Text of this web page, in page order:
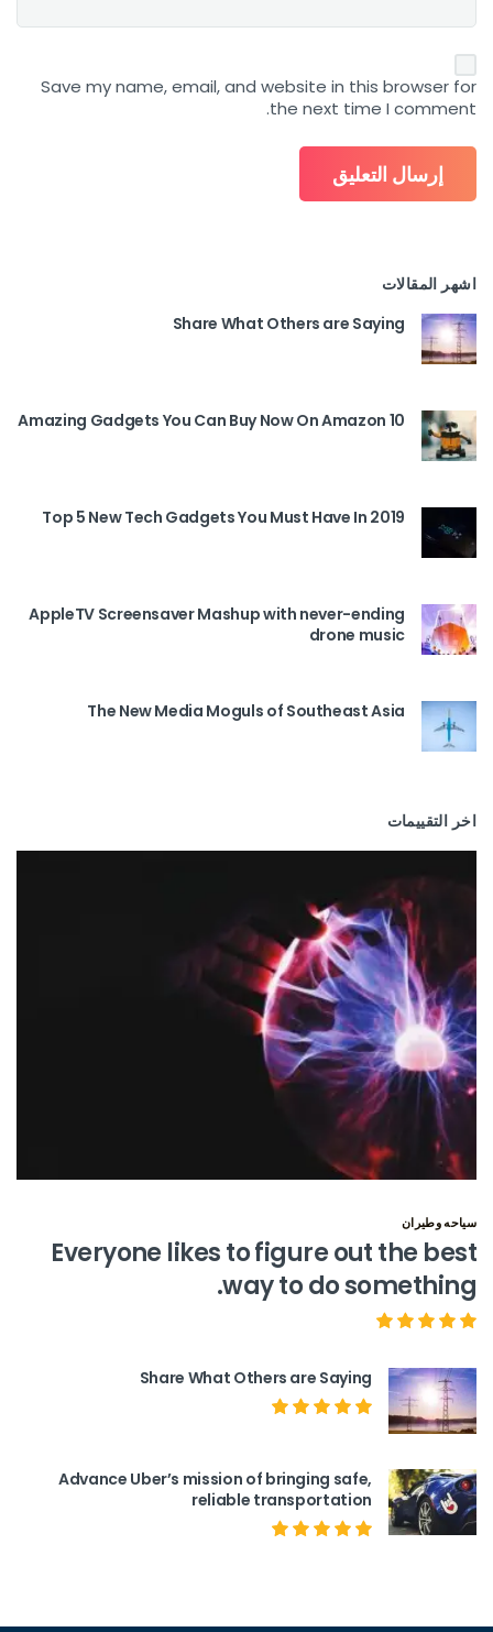
Save my name, email, and website in this browser for
the next time I comment.
اشهر المقالات
Share What Others are Saying
10 Amazing Gadgets You Can Buy Now On Amazon
Top 5 New Tech Gadgets You Must Have In 2019
AppleTV Screensaver Mashup with never-ending
drone music
The New Media Moguls of Southeast Asia
اخر التقييمات
سياحه وطيران
Everyone likes to figure out the best
way to do something.
Share What Others are Saying
Advance Uber’s mission of bringing safe,
reliable transportation